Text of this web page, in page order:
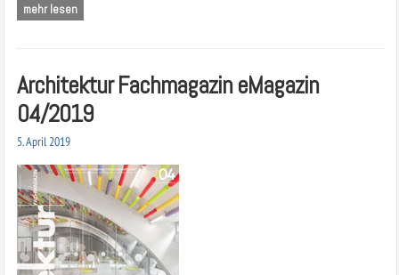
mehr lesen
Architektur Fachmagazin eMagazin
04/2019
5. April 2019